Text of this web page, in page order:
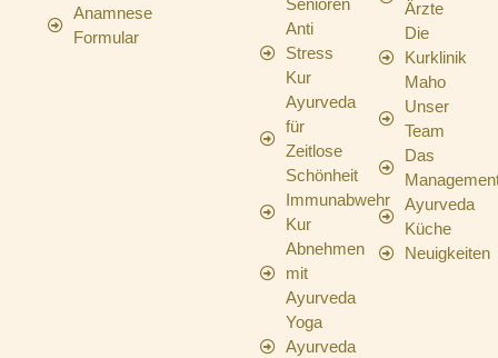
Anamnese
Formular
Senioren
Anti
Stress
Kur
Ayurveda
für
Zeitlose
Schönheit
Immunabwehr
Kur
Abnehmen
mit
Ayurveda
Yoga
Ayurveda
Ärzte
Die
Kurklinik
Maho
Unser
Team
Das
Ayurveda
Küche
Neuigkeiten